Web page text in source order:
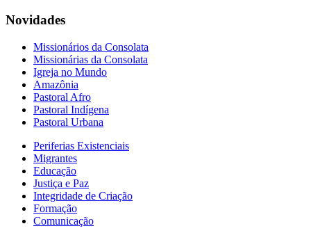
Novidades
Missionários da Consolata
Missionárias da Consolata
Igreja no Mundo
Amazônia
Pastoral Afro
Pastoral Indígena
Pastoral Urbana
Periferias Existenciais
Migrantes
Educação
Justiça e Paz
Integridade de Criação
Formação
Comunicação